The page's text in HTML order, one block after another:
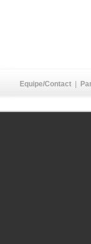
Equipe/Contact